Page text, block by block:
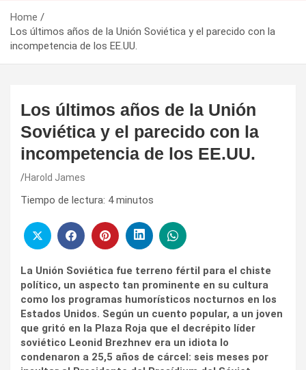
Home
Los últimos años de la Unión Soviética y el parecido con la
incompetencia de los EE.UU.
Los últimos años de la Unión
Soviética y el parecido con la
incompetencia de los EE.UU.
Harold James
Tiempo de lectura: 4 minutos
La Unión Soviética fue terreno fértil para el chiste
político, un aspecto tan prominente en su cultura
como los programas humorísticos nocturnos en los
Estados Unidos. Según un cuento popular, a un joven
que gritó en la Plaza Roja que el decrépito líder
soviético Leonid Brezhnev era un idiota lo
condenaron a 25,5 años de cárcel: seis meses por